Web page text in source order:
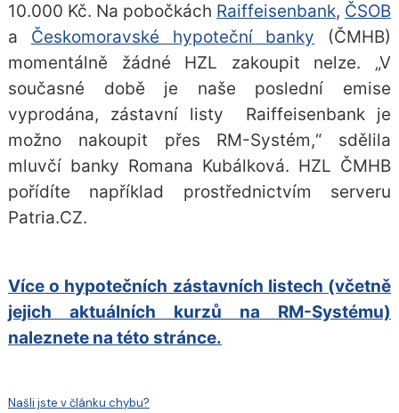
10.000 Kč. Na pobočkách Raiffeisenbank, ČSOB
a Českomoravské hypoteční banky (ČMHB)
momentálně žádné HZL zakoupit nelze. „V
současné době je naše poslední emise
vyprodána, zástavní listy Raiffeisenbank je
možno nakoupit přes RM-Systém,“ sdělila
mluvčí banky Romana Kubálková. HZL ČMHB
pořídíte například prostřednictvím serveru
Patria.CZ.
Více o hypotečních zástavních listech (včetně
jejich aktuálních kurzů na RM-Systému)
naleznete na této stránce.
Našli jste v článku chybu?